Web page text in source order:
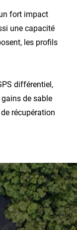
fort impact
une capacité
les profils
différentiel,
de sable
récupération